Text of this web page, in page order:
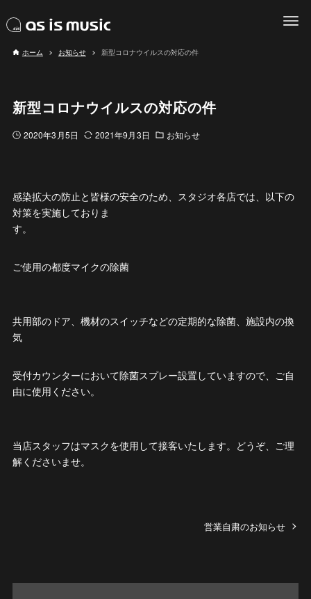
ホーム お知らせ 新型コロナウイルスの対応の件
新型コロナウイルスの対応の件
2020年3月5日 2021年9月3日 お知らせ
感染拡大の防止と皆様の安全のため、スタジオ各店では、以下の
対策を実施しておりま
す。
ご使用の都度マイクの除菌
共用部のドア、機材のスイッチなどの定期的な除菌、施設内の換
気
受付カウンターにおいて除菌スプレー設置していますので、ご自
由に使用ください。
当店スタッフはマスクを使用して接客いたします。どうぞ、ご理
解くださいませ。
営業自粛のお知らせ